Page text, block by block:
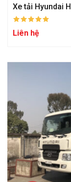
Xe tải Hyundai
Liên hệ